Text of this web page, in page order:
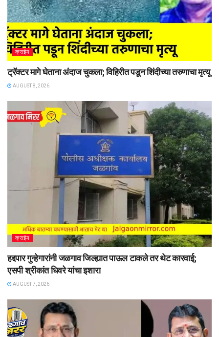
क्राईम
ट्रॅक्टर मागे घेताना अंदाज चुकला; विहिरीत पडून शिंदीच्या तरुणाचा मृत्यू
AUGUST 8, 2026
क्राईम
हद्दपार गुन्हेगारांनी जळगाव जिल्ह्यात पाऊल टाकले तर थेट कारवाई;
एसपी श्रीकांत धिवरे यांचा इशारा
AUGUST 7, 2026